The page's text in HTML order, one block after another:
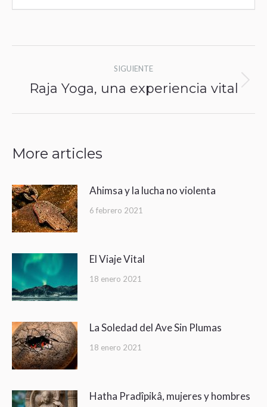
entre
publicaciones
SIGUIENTE
Publicación
Raja Yoga, una experiencia vital
More articles
Ahimsa y la lucha no violenta
6 febrero 2021
El Viaje Vital
18 enero 2021
La Soledad del Ave Sin Plumas
18 enero 2021
Hatha Pradîpikâ, mujeres y hombres